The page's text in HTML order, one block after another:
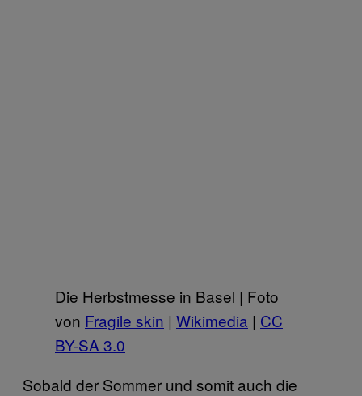
Die Herbstmesse in Basel | Foto
von Fragile skin | Wikimedia | CC
BY-SA 3.0
Sobald der Sommer und somit auch die